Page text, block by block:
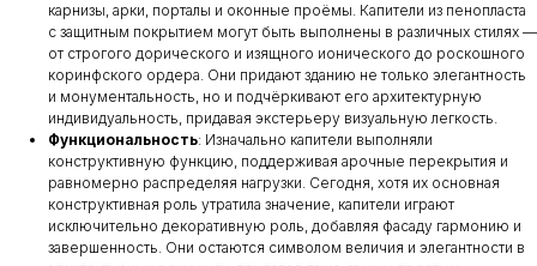
карнизы, арки, порталы и оконные проёмы. Капители из пенопласта
с защитным покрытием могут быть выполнены в различных стилях —
от строгого дорического и изящного ионического до роскошного
коринфского ордера. Они придают зданию не только элегантность
и монументальность, но и подчёркивают его архитектурную
индивидуальность, придавая экстерьеру визуальную легкость.
Функциональность: Изначально капители выполняли
конструктивную функцию, поддерживая арочные перекрытия и
равномерно распределяя нагрузки. Сегодня, хотя их основная
конструктивная роль утратила значение, капители играют
исключительно декоративную роль, добавляя фасаду гармонию и
завершенность. Они остаются символом величия и элегантности в